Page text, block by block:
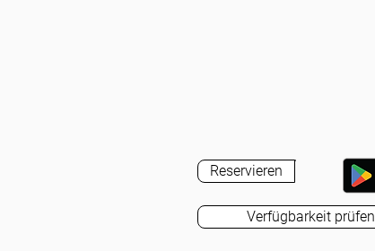
Reservieren
Verfügbarkeit prüfen